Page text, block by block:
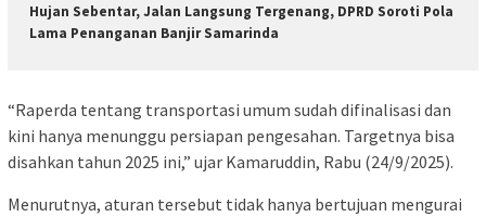
Hujan Sebentar, Jalan Langsung Tergenang, DPRD Soroti Pola
Lama Penanganan Banjir Samarinda
“Raperda tentang transportasi umum sudah difinalisasi dan
kini hanya menunggu persiapan pengesahan. Targetnya bisa
disahkan tahun 2025 ini,” ujar Kamaruddin, Rabu (24/9/2025).
Menurutnya, aturan tersebut tidak hanya bertujuan mengurai